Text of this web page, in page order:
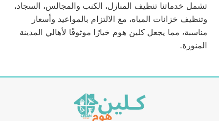
تشمل خدماتنا تنظيف المنازل، الكنب والمجالس، السجاد،
وتنظيف خزانات المياه، مع الالتزام بالمواعيد وأسعار
مناسبة، مما يجعل كلين هوم خيارًا موثوقًا لأهالي المدينة
المنورة.